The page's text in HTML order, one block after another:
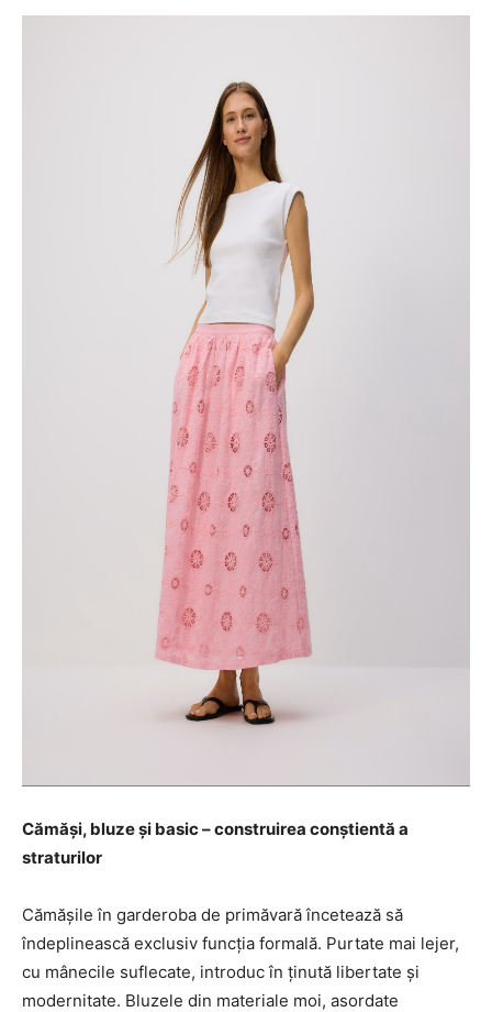
Cămăși, bluze și basic – construirea conștientă a
straturilor
Cămășile în garderoba de primăvară încetează să
îndeplinească exclusiv funcția formală. Purtate mai lejer,
cu mânecile suflecate, introduc în ținută libertate și
modernitate. Bluzele din materiale moi, asordate